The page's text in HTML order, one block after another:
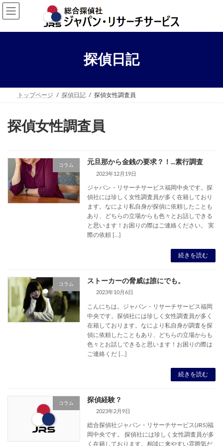
コ
ン
ン
ナ
ビ
ー
探偵日記
トップページ 探偵日記 探偵女性調査員
探偵女性調査員
コラム 元旦那から金銭の要求？！...素行調査
2023年12月19日
ジャパン・リサーチサービス福岡中央です。探
偵社には珍しく女性調査員が多く在籍しており
ます。なにより私自身が探偵に依頼したことも
あり、どちらの立場からも色々とお話しできる
と思います！お困りの際はご連絡ください。 実
際の依頼 […]
続きを読む
コラム ストーカーの脅威は誰にでも。
2023年10月6日
こんにちは。ジャパン・リサーチサービス福岡
中央です。探偵社には珍しく女性調査員が多く
在籍しております。なにより私自身が調査を探
偵に依頼したこともあり、どちらの立場からも
色々とお話しできると思います！お困りの際は
ご連絡くだ […]
続きを読む
コラム 探偵経験？
2023年2月9日
総合探偵社ジャパン・リサーチサービス(JRS)福
岡中央です。 探偵社には珍しく女性調査員が多
く在籍しております。相談に来やすい雰囲気だ